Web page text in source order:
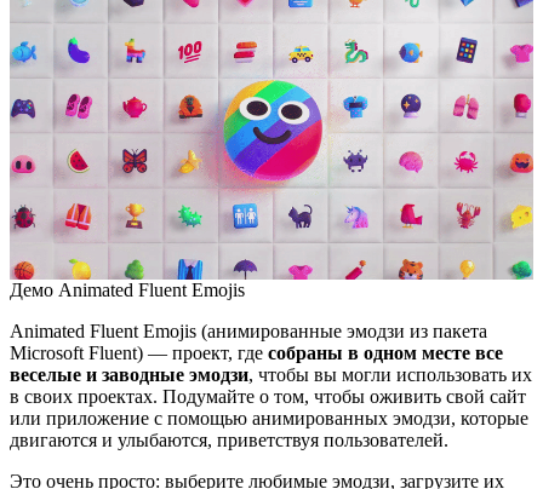
Демо Animated Fluent Emojis
Animated Fluent Emojis (анимированные эмодзи из пакета
Microsoft Fluent) — проект, где собраны в одном месте все
веселые и заводные эмодзи, чтобы вы могли использовать их
в своих проектах. Подумайте о том, чтобы оживить свой сайт
или приложение с помощью анимированных эмодзи, которые
двигаются и улыбаются, приветствуя пользователей.
Это очень просто: выберите любимые эмодзи, загрузите их